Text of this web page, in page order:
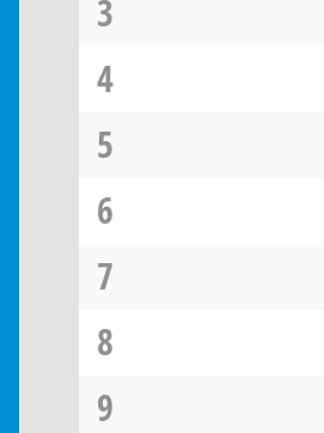
3
4
5
6
7
8
9